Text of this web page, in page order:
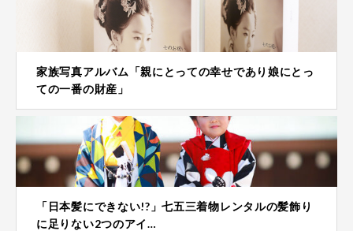
家族写真アルバム「親にとっての幸せであり娘にとっ
ての一番の財産」
「日本髪にできない!?」七五三着物レンタルの髪飾り
に足りない2つのアイ…